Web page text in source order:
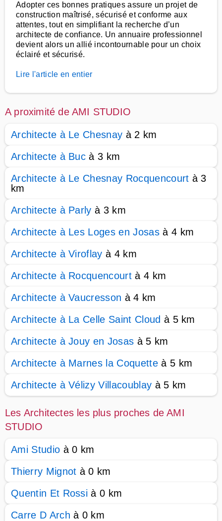
Adopter ces bonnes pratiques assure un projet de
construction maîtrisé, sécurisé et conforme aux
attentes, tout en simplifiant la recherche d’un
architecte de confiance. Un annuaire professionnel
devient alors un allié incontournable pour un choix
éclairé et sécurisé.
Lire l'article en entier
A proximité de AMI STUDIO
Architecte à Le Chesnay à 2 km
Architecte à Buc à 3 km
Architecte à Le Chesnay Rocquencourt à 3
km
Architecte à Parly à 3 km
Architecte à Les Loges en Josasà 4 km
Architecte à Viroflay à 4 km
Architecte à Rocquencourt à 4 km
Architecte à Vaucresson à 4 km
Architecte à La Celle Saint Cloud à 5 km
Architecte à Jouy en Josas à 5 km
Architecte à Marnes la Coquetteà 5 km
Architecte à Vélizy Villacoublay à 5 km
Les Architectes les plus proches de AMI
STUDIO
Ami Studio à 0 km
Thierry Mignot à 0 km
Quentin Et Rossi à 0 km
Carre D Arch à 0 km